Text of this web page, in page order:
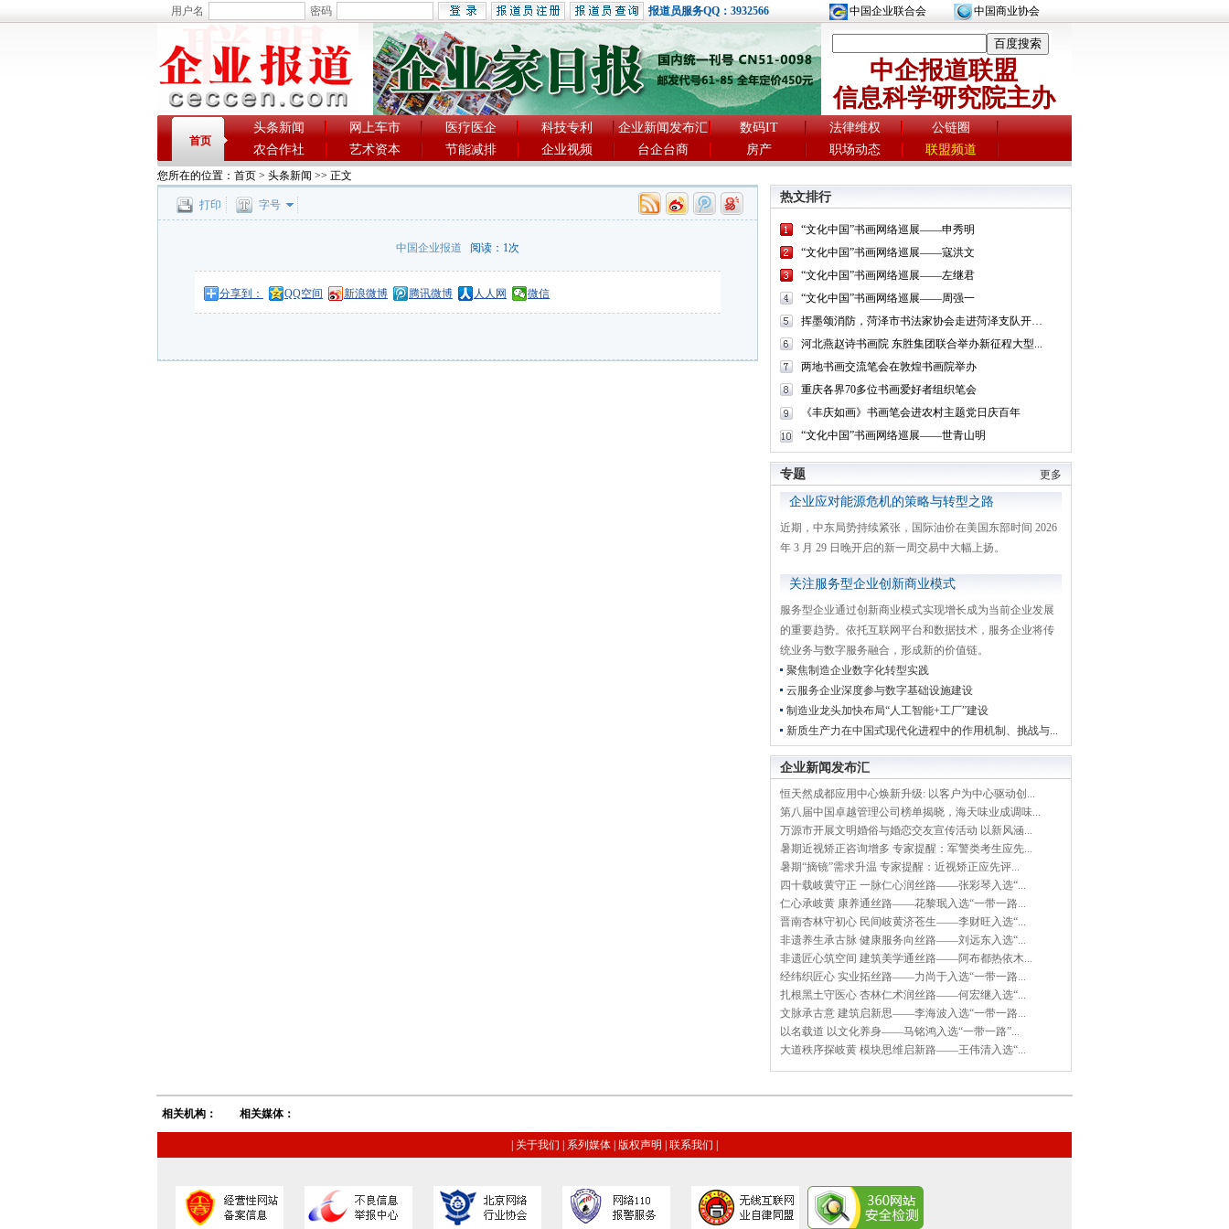
中国企业联合会 中国商业协会
用户名 密码 报道员服务QQ：3932566
中企报道联盟
信息科学研究院主办
首页
头条新闻 网上车市 医疗医企 科技专利 企业新闻发布汇 数码IT 法律维权
公链圈
农合作社
艺术资本 节能减排 企业视频 台企台商 房产 职场动态 联盟频道
您所在的位置： 首页 > 头条新闻 >> 正文
打印 字号
中国企业报道 阅读： 1次
分享到： QQ空间 新浪微博 腾讯微博 人人网 微信
热文排行
“文化中国”书画网络巡展——申秀明
“文化中国”书画网络巡展——寇洪文
“文化中国”书画网络巡展——左继君
“文化中国”书画网络巡展——周强一
挥墨颂消防，菏泽市书法家协会走进菏泽支队开展...
河北燕赵诗书画院 东胜集团联合举办新征程大型...
两地书画交流笔会在敦煌书画院举办
重庆各界70多位书画爱好者组织笔会
《丰庆如画》书画笔会进农村主题党日庆百年
“文化中国”书画网络巡展——世青山明
更多
专题
企业应对能源危机的策略与转型之路
近期，中东局势持续紧张，国际油价在美国东部时间 2026
年 3 月 29 日晚开启的新一周交易中大幅上扬。
关注服务型企业创新商业模式
服务型企业通过创新商业模式实现增长成为当前企业发展
的重要趋势。依托互联网平台和数据技术，服务企业将传
统业务与数字服务融合，形成新的价值链。
聚焦制造企业数字化转型实践
云服务企业深度参与数字基础设施建设
制造业龙头加快布局“人工智能+工厂”建设
新质生产力在中国式现代化进程中的作用机制、挑战与...
企业新闻发布汇
恒天然成都应用中心焕新升级: 以客户为中心驱动创...
第八届中国卓越管理公司榜单揭晓，海天味业成调味...
万源市开展文明婚俗与婚恋交友宣传活动 以新风涵...
暑期近视矫正咨询增多 专家提醒：军警类考生应先...
暑期“摘镜”需求升温 专家提醒：近视矫正应先评...
四十载岐黄守正 一脉仁心润丝路——张彩琴入选“...
仁心承岐黄 康养通丝路——花黎珉入选“一带一路...
晋南杏林守初心 民间岐黄济苍生——李财旺入选“...
非遗养生承古脉 健康服务向丝路——刘远东入选“...
非遗匠心筑空间 建筑美学通丝路——阿布都热依木...
经纬织匠心 实业拓丝路——力尚于入选“一带一路...
扎根黑土守医心 杏林仁术润丝路——何宏继入选“...
文脉承古意 建筑启新思——李海波入选“一带一路...
以名载道 以文化养身——马铭鸿入选“一带一路”...
大道秩序探岐黄 模块思维启新路——王伟清入选“...
相关机构： 相关媒体：
关于我们 系列媒体 版权声明 联系我们